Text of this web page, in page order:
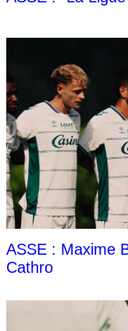
ASSE : Maxime
Cathro